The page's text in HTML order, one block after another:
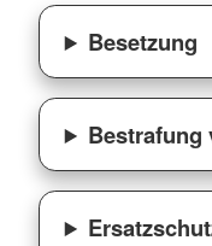
Besetzung
Bestrafung